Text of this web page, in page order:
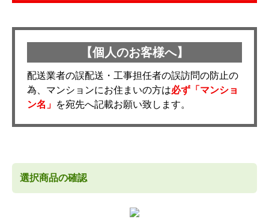
【個人のお客様へ】
配送業者の誤配送・工事担任者の誤訪問の防止の
為、マンションにお住まいの方は必ず「マンショ
ン名」 を宛先へ記載お願い致します。
選択商品の確認